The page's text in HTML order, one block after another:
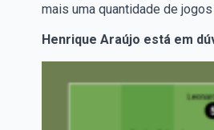
mais uma quantidade de
Henrique Araújo está em